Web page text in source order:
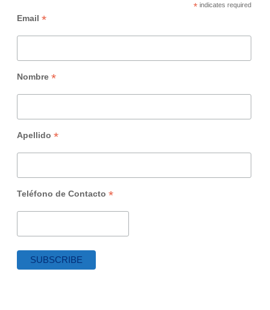
*indicates required
Email *
Nombre *
Apellido *
Teléfono de Contacto *